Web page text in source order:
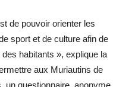
de pouvoir orienter les
sport et de culture afin de
habitants », explique la
aux Muriautins de
un questionnaire, anonyme,